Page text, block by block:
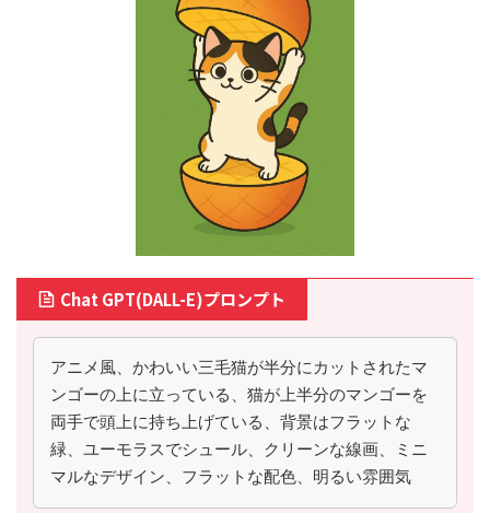
Chat GPT(DALL-E)プロンプト
アニメ風、かわいい三毛猫が半分にカットされたマ
ンゴーの上に立っている、猫が上半分のマンゴーを
両手で頭上に持ち上げている、背景はフラットな
緑、ユーモラスでシュール、クリーンな線画、ミニ
マルなデザイン、フラットな配色、明るい雰囲気